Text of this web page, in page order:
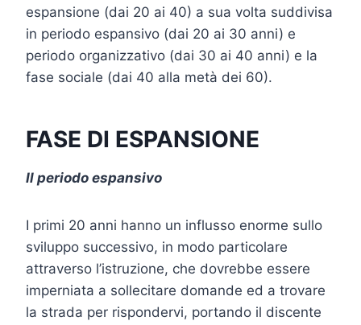
espansione (dai 20 ai 40) a sua volta suddivisa
in periodo espansivo (dai 20 ai 30 anni) e
periodo organizzativo (dai 30 ai 40 anni) e la
fase sociale (dai 40 alla metà dei 60).
FASE DI ESPANSIONE
Il periodo espansivo
I primi 20 anni hanno un influsso enorme sullo
sviluppo successivo, in modo particolare
attraverso l’istruzione, che dovrebbe essere
imperniata a sollecitare domande ed a trovare
la strada per rispondervi, portando il discente